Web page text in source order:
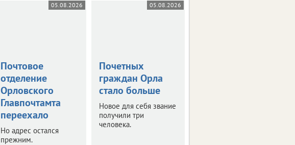
05.08.2026
Почтовое
отделение
Орловского
Главпочтамта
переехало
Но адрес остался
прежним.
05.08.2026
Почетных
граждан Орла
стало больше
Новое для себя звание
получили три
человека.